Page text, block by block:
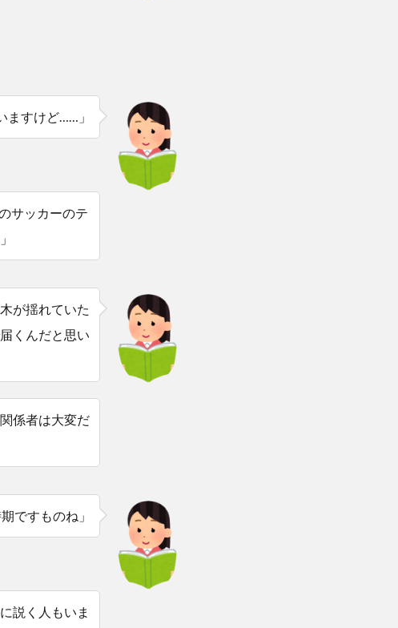
ますけど……」
サッカーのテ
が揺れていた
くんだと思い
係者は大変だ
ですものね」
説く人もいま